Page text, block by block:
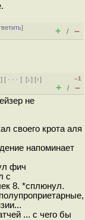
]
+ / –
] [ · · ·][↓] [↑]
–1
+ / –
не
своего крота аля
напоминает
фич
с
8. *сплюнул.
... с чего бы